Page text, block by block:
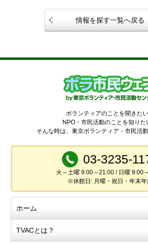
情報を探す一覧へ戻る
ボランティアのことを聞きたい
NPO・市民活動のことを知りた
そんな時は、東京ボランティア・市民活動
03-3235-
火～土曜 9:00～21:00 / 日曜 9:00
※休館日: 月曜・祝日・年末年
ホーム
TVACとは？